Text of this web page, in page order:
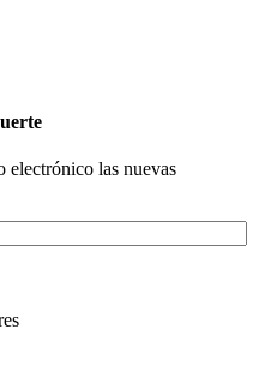
electrónico las nuevas